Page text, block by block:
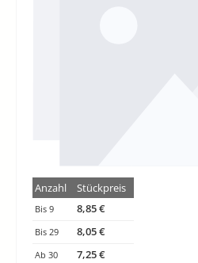
Anzahl Stückpreis
Bis9 8,85 €
Bis29 8,05 €
Ab30 7,25 €